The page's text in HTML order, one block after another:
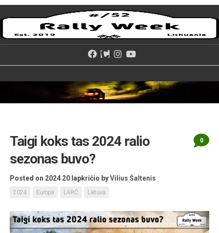
Skip
to
Taigi koks tas 2024 ralio
sezonas buvo?
Posted on 2024 20 lapkričio byVilius Šaltenis
2024 Europa LARČ Lietuva
0